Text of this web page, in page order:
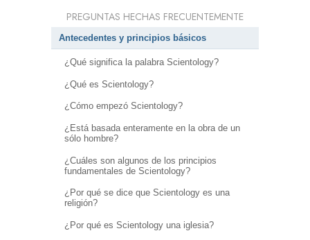
PREGUNTAS HECHAS FRECUENTEMENTE
Antecedentes y principios básicos
¿Qué significa la palabra Scientology?
¿Qué es Scientology?
¿Cómo empezó Scientology?
¿Está basada enteramente en la obra de un
sólo hombre?
¿Cuáles son algunos de los principios
fundamentales de Scientology?
¿Por qué se dice que Scientology es una
religión?
¿Por qué es Scientology una iglesia?